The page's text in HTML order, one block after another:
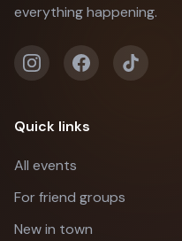
everything happening.
Quick links
All events
For friend groups
New in town